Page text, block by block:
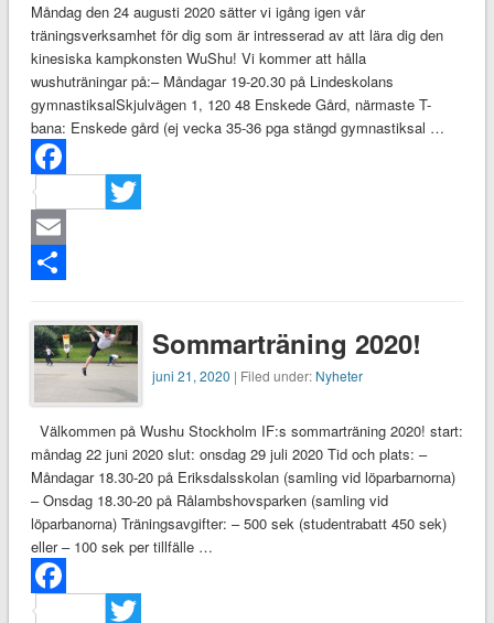
Måndag den 24 augusti 2020 sätter vi igång igen vår
träningsverksamhet för dig som är intresserad av att lära dig den
kinesiska kampkonsten WuShu! Vi kommer att hålla
wushuträningar på:– Måndagar 19-20.30 på Lindeskolans
gymnastiksalSkjulvägen 1, 120 48 Enskede Gård, närmaste T-
bana: Enskede gård (ej vecka 35-36 pga stängd gymnastiksal …
Facebook
Twitter
Email
Sommarträning 2020!
juni 21, 2020 | Filed under: Nyheter
Välkommen på Wushu Stockholm IF:s sommarträning 2020! start:
måndag 22 juni 2020 slut: onsdag 29 juli 2020 Tid och plats: –
Måndagar 18.30-20 på Eriksdalsskolan (samling vid löparbarnorna)
– Onsdag 18.30-20 på Rålambshovsparken (samling vid
löparbanorna) Träningsavgifter: – 500 sek (studentrabatt 450 sek)
eller – 100 sek per tillfälle …
Facebook